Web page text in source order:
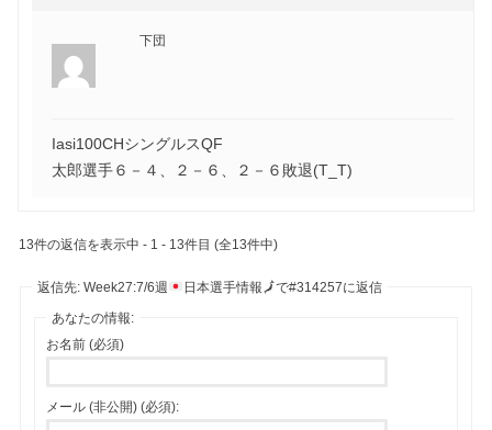
下団
Iasi100CHシングルスQF
太郎選手６－４、２－６、２－６敗退(T_T)
13件の返信を表示中 - 1 - 13件目 (全13件中)
返信先: Week27:7/6週 日本選手情報🗾で#314257に返信
あなたの情報:
お名前 (必須)
メール (非公開) (必須):